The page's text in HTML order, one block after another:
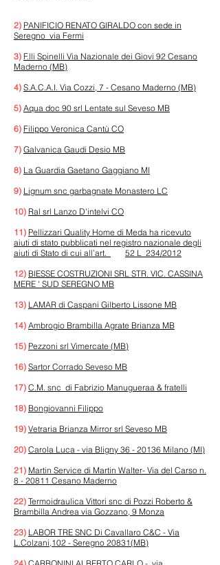
2) PANIFICIO RENATO GIRALDO con sede in
Seregno via Fermi
3) F.lli Spinelli Via Nazionale dei Giovi 92 Cesano
Maderno (MB)
4) S.A.C.A.I. Via Cozzi, 7 - Cesano Maderno (MB)
5) Aqua doc 90 srl Lentate sul Seveso MB
6) Filippo Veronica Cantù CO
7) Galvanica Gaudi Desio MB
8) La Guardia Gaetano Gaggiano MI
9) Lignum snc garbagnate Monastero LC
10) Ral srl Lanzo D'intelvi CO
11) Pellizzari Quality Home di Meda ha ricevuto
aiuti di stato pubblicati nel registro nazionale degli
aiuti di Stato di cui all’art.
52 L 234/2012
12) BIESSE COSTRUZIONI SRL STR. VIC. CASSINA
MERE ' SUD SEREGNO MB
13) LAMAR di Caspani Gilberto Lissone MB
14) Ambrogio Brambilla Agrate Brianza MB
15) Pezzoni srl Vimercate (MB)
16) Sartor Corrado Seveso MB
17) C.M. snc di Fabrizio Manugueraa & fratelli
18) Bongiovanni Filippo
19) Vetraria Brianza Mirror srl Seveso MB
20) Carola Luca - via Bligny 36 - 20136 Milano (MI)
21) Martin Service di Martin Walter- Via del Carso n.
8 - 20811 Cesano Maderno
22) Termoidraulica Vittori snc di Pozzi Roberto &
Brambilla Andrea via Gozzano, 9 Monza
23) LABOR TRE SNC Di Cavallaro C&C - Via
L.Colzani,102 - Seregno 20831(MB)